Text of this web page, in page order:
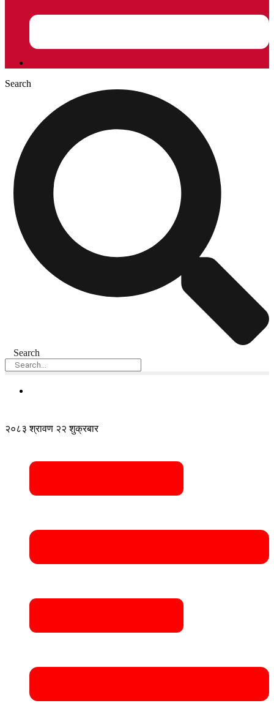
Search
Search
२०८३ श्रावण २२ शुक्रबार